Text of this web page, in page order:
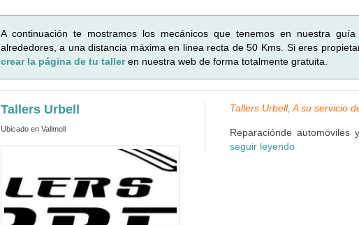
A continuación te mostramos los mecánicos que tenemos en nuestra guía
alrededores, a una distancia máxima en linea recta de 50 Kms. Si eres
crear la página de tu talleren nuestra web de forma totalmente gratuita.
Tallers Urbell
Ubicado en Vallmoll
Tallers Urbell, A su servicio
Reparaciónde automóviles
seguir leyendo